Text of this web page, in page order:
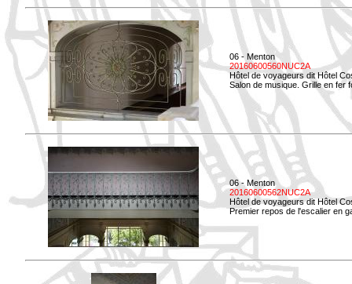
06 - Menton
20160600560NUC2A
Hôtel de voyageurs dit Hôtel
Salon de musique. Grille en fer
06 - Menton
20160600562NUC2A
Hôtel de voyageurs dit Hôtel
Premier repos de l'escalier en